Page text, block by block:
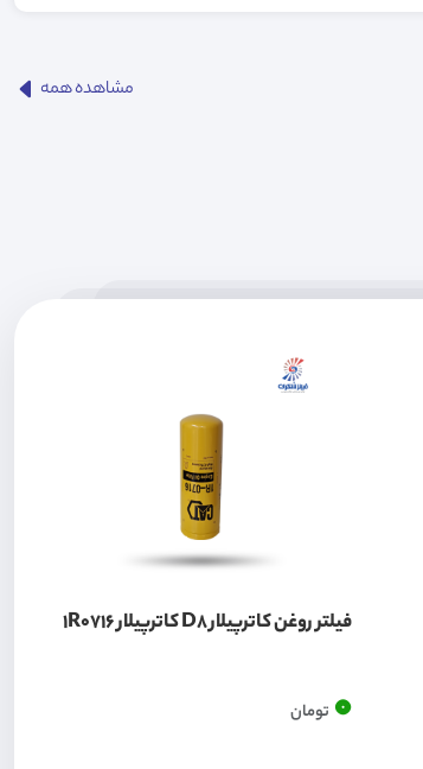
مشاهده همه
فیلتر روغن کاترپیلار D8 کاترپیلار 1R0716
0 تومان